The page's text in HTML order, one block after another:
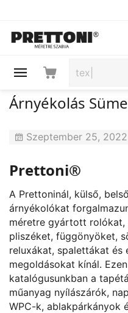
Árnyékolás
Szeptember 25, 2022
Prettoni®
A Prettoninál, külső,
árnyékolókat
méretre gyártott rolókat,
pliszéket, függönyöket,
reluxákat, spalettákat és
megoldásokat kínál.
katalógusunkban a
műanyag nyílászárók,
WPC-k, ablakpárkányok